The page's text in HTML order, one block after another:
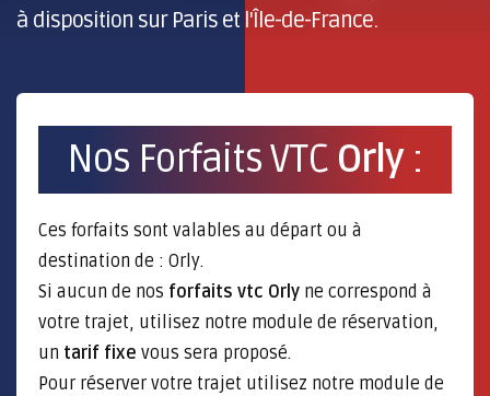
à disposition sur Paris et l'Île-de-France.
Nos Forfaits VTC Orly:
Ces forfaits sont valables au départ ou à
destination de : Orly.
Si aucun de nos forfaits vtc Orly ne correspond à
votre trajet, utilisez notre module de réservation,
un tarif fixe vous sera proposé.
Pour réserver votre trajet utilisez notre module de